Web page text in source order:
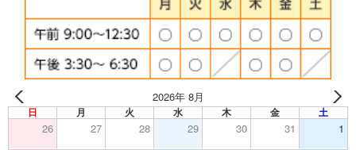
2026年 8月
日 月 火 水 木 金 土
26 27 28 29 30 31 1